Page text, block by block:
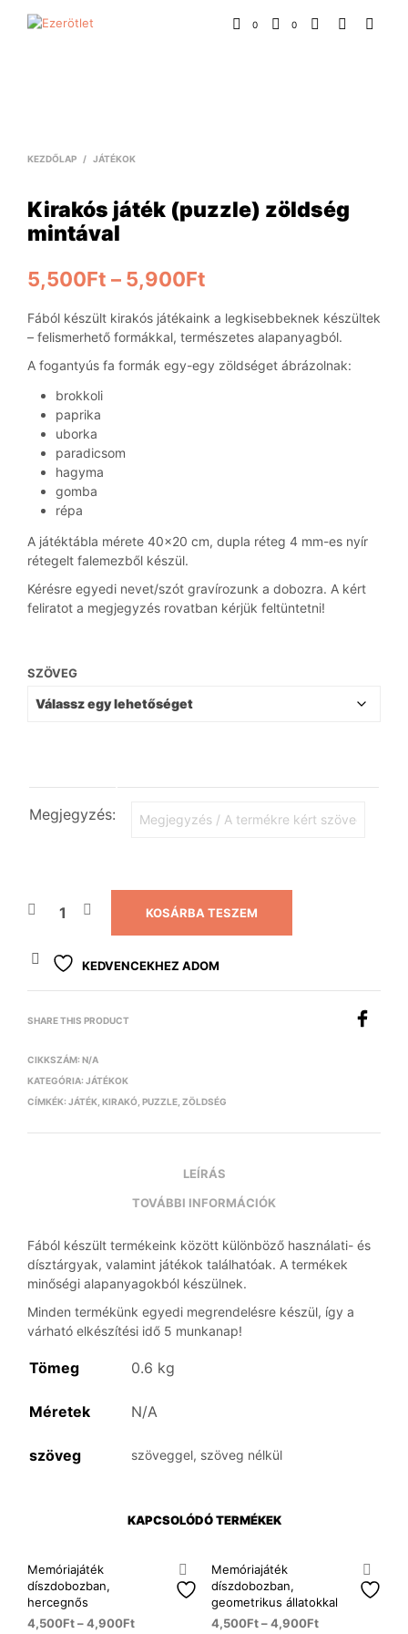
0 0
KEZDŐLAP / JÁTÉKOK
Kirakós játék (puzzle) zöldség
mintával
5,500Ft – 5,900Ft
Fából készült kirakós játékaink a legkisebbeknek készültek
– felismerhető formákkal, természetes alapanyagból.
A fogantyús fa formák egy-egy zöldséget ábrázolnak:
brokkoli
paprika
uborka
paradicsom
hagyma
gomba
répa
A játéktábla mérete 40×20 cm, dupla réteg 4 mm-es nyír
rétegelt falemezből készül.
Kérésre egyedi nevet/szót gravírozunk a dobozra. A kért
feliratot a megjegyzés rovatban kérjük feltüntetni!
SZÖVEG
Megjegyzés:
KOSÁRBA TESZEM
KEDVENCEKHEZ ADOM
SHARE THIS PRODUCT
CIKKSZÁM: N/A
KATEGÓRIA: JÁTÉKOK
CÍMKÉK: JÁTÉK KIRAKÓ PUZZLE ZÖLDSÉG
LEÍRÁS
TOVÁBBI INFORMÁCIÓK
Fából készült termékeink között különböző használati- és
dísztárgyak, valamint játékok találhatóak. A termékek
minőségi alapanyagokból készülnek.
Minden termékünk egyedi megrendelésre készül, így a
várható elkészítési idő 5 munkanap!
Tömeg 0.6 kg
Méretek N/A
szöveg szöveggel, szöveg nélkül
KAPCSOLÓDÓ TERMÉKEK
Memóriajáték
díszdobozban,
hercegnős
4,500Ft–4,900Ft
Memóriajáték
díszdobozban,
geometrikus állatokkal
4,500Ft–4,900Ft